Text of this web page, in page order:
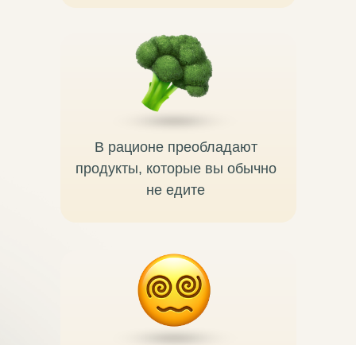
В рационе преобладают
продукты, которые вы обычно
не едите